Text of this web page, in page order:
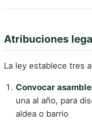
Atribuciones
La ley establece tres
Convocar
una al año, para
aldea o barrio